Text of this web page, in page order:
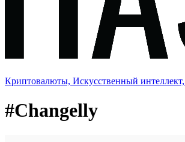
Криптовалюты, Искусственный
#Changelly